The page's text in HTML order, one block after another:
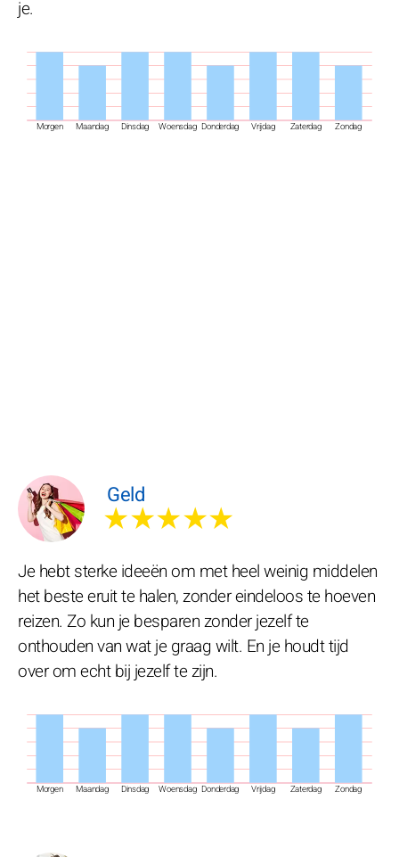
Morgen Maandag Dinsdag Woensdag Donderdag Vrijdag Zaterdag Zondag
je.
Geld
★★★★★
Morgen Maandag Dinsdag Woensdag Donderdag Vrijdag Zaterdag Zondag
Je hebt sterke ideeën om met heel weinig middelen
het beste eruit te halen, zonder eindeloos te hoeven
reizen. Zo kun je besparen zonder jezelf te
onthouden van wat je graag wilt. En je houdt tijd
over om echt bij jezelf te zijn.